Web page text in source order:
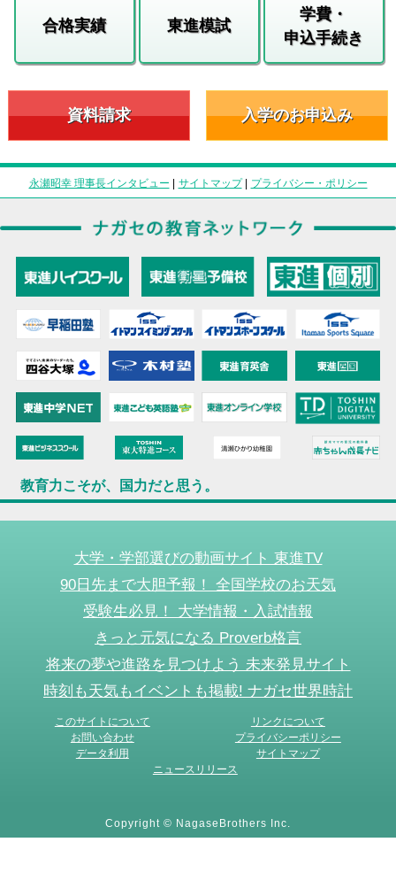
合格実績 東進模試
学費・
申込手続き
資料請求 入学のお申込み
永瀬昭幸 理事長インタビュー | サイトマップ| プライバシー・ポリシー
教育力こそが、国力だと思う。
大学・学部選びの動画サイト 東進TV
90日先まで大胆予報！ 全国学校のお天気
受験生必見！ 大学情報・入試情報
きっと元気になる Proverb格言
将来の夢や進路を見つけよう 未来発見サイト
時刻も天気もイベントも掲載! ナガセ世界時計
このサイトについて
リンクについて
お問い合わせ
プライバシーポリシー
データ利用
サイトマップ
ニュースリリース
Copyright © NagaseBrothers Inc.